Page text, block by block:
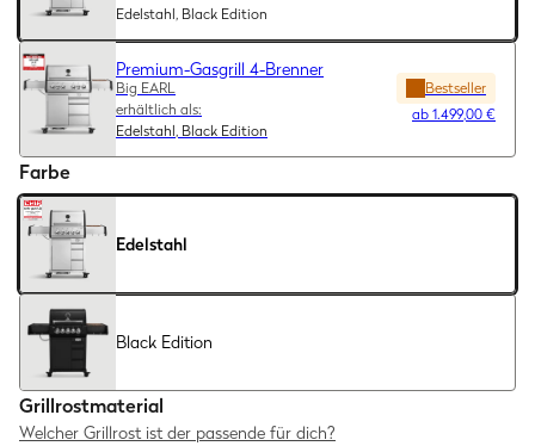
Edelstahl, Black Edition
Premium-Gasgrill 4-Brenner
Big EARL
erhältlich als:
Edelstahl, Black Edition
Bestseller
ab1.499,00 €
Farbe
Edelstahl
Black Edition
Grillrostmaterial
Welcher Grillrost ist der passende für dich?